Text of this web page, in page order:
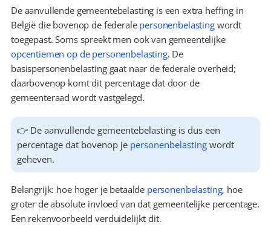
De aanvullende gemeentebelasting is een extra heffing in
België die bovenop de federale personenbelasting wordt
toegepast. Soms spreekt men ook van gemeentelijke
opcentiemen op de personenbelasting. De
basispersonenbelasting gaat naar de federale overheid;
daarbovenop komt dit percentage dat door de
gemeenteraad wordt vastgelegd.
👉 De aanvullende gemeentebelasting is dus een
percentage dat bovenop je personenbelasting wordt
geheven.
Belangrijk: hoe hoger je betaalde personenbelasting, hoe
groter de absolute invloed van dat gemeentelijke percentage.
Een rekenvoorbeeld verduidelijkt dit.